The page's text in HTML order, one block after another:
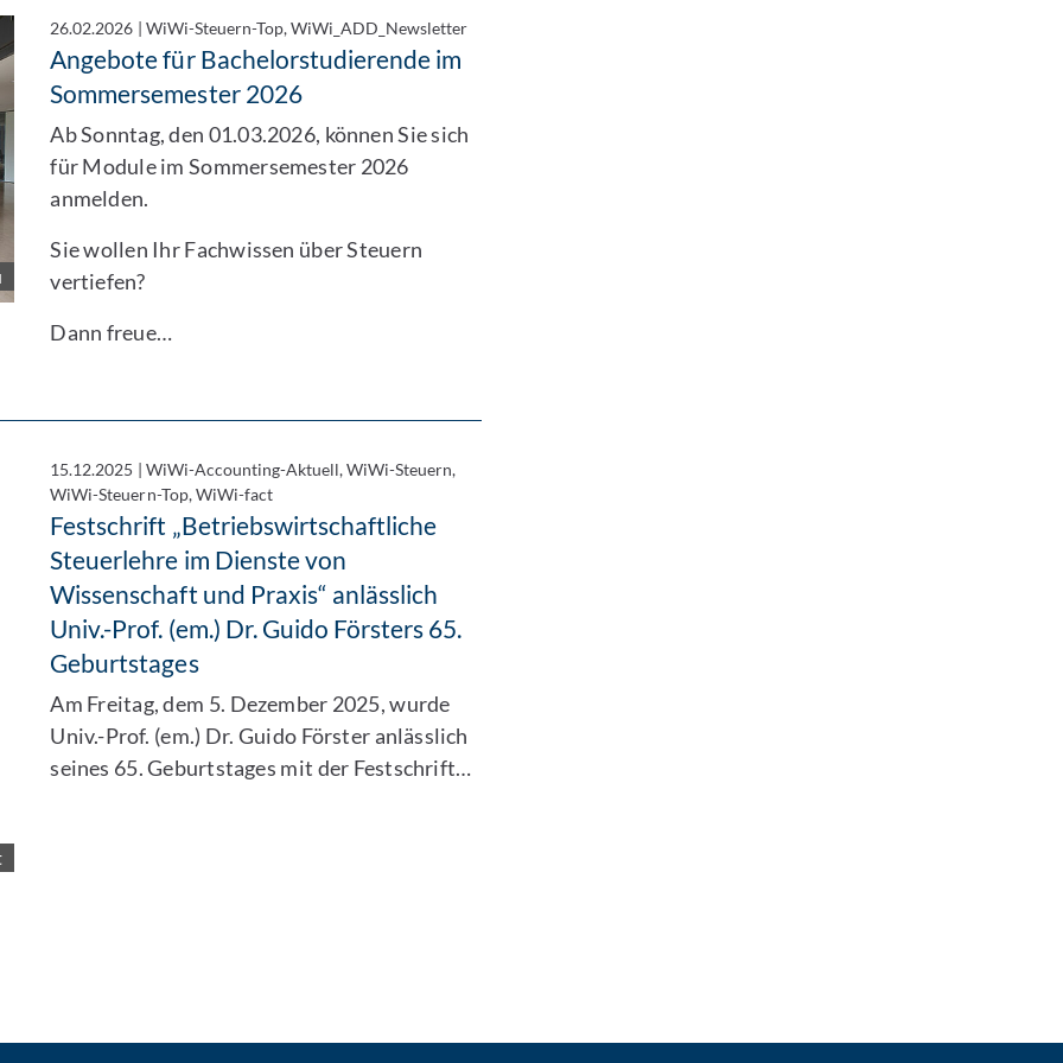
26.02.2026 | WiWi-Steuern-Top, WiWi_ADD_Newsletter
Angebote für Bachelorstudierende im
Sommersemester 2026
Ab Sonntag, den 01.03.2026, können Sie sich
für Module im Sommersemester 2026
anmelden.
Sie wollen Ihr Fachwissen über Steuern
vertiefen?
Dann freue…
15.12.2025 | WiWi-Accounting-Aktuell, WiWi-Steuern,
WiWi-Steuern-Top, WiWi-fact
Festschrift „Betriebswirtschaftliche
Steuerlehre im Dienste von
Wissenschaft und Praxis“ anlässlich
Univ.-Prof. (em.) Dr. Guido Försters 65.
Geburtstages
Am Freitag, dem 5. Dezember 2025, wurde
Univ.-Prof. (em.) Dr. Guido Förster anlässlich
seines 65. Geburtstages mit der Festschrift…